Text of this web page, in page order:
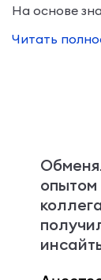
На основе
Читать
опытом